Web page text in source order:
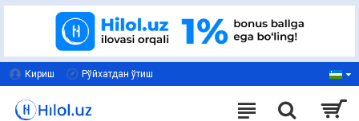
Кириш Рўйхатдан ўтиш